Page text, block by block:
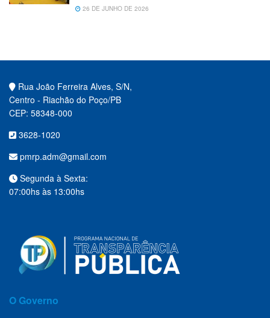
26 DE JUNHO DE 2026
Rua João Ferreira Alves, S/N,
Centro - Riachão do Poço/PB
CEP: 58348-000
3628-1020
pmrp.adm@gmail.com
Segunda à Sexta:
07:00hs às 13:00hs
O Governo